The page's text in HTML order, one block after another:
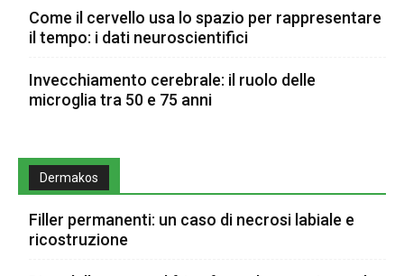
Come il cervello usa lo spazio per rappresentare
il tempo: i dati neuroscientifici
Invecchiamento cerebrale: il ruolo delle
microglia tra 50 e 75 anni
Dermakos
Filler permanenti: un caso di necrosi labiale e
ricostruzione